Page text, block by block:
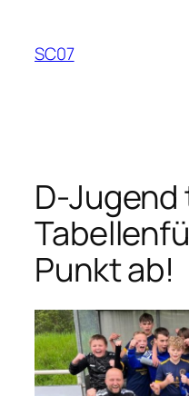
springen
SC07
D-
Punkt ab!